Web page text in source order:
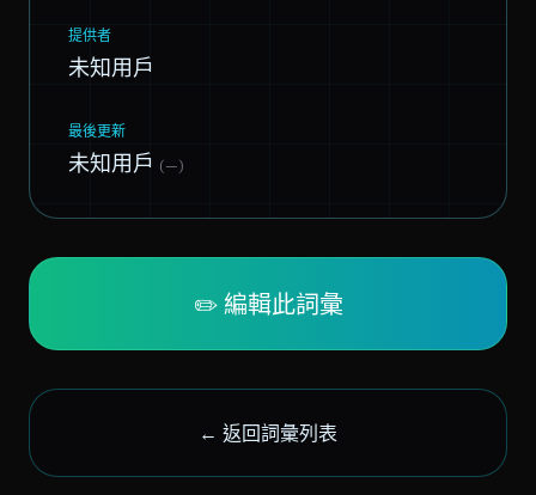
提供者
未知用戶
最後更新
未知用戶 (—)
✏️ 編輯此詞彙
← 返回詞彙列表